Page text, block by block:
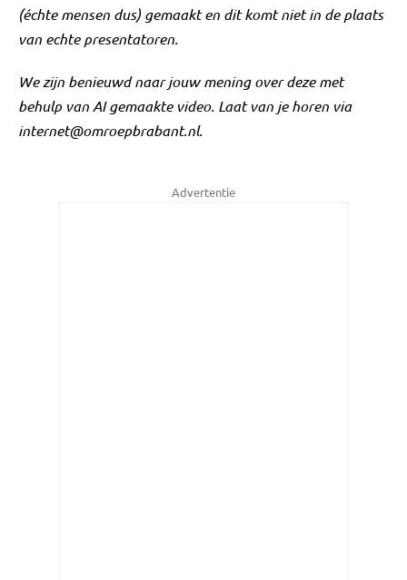
(échte mensen dus) gemaakt en dit komt niet in de plaats
van echte presentatoren.
We zijn benieuwd naar jouw mening over deze met
behulp van AI gemaakte video. Laat van je horen via
internet@omroepbrabant.nl.
Advertentie